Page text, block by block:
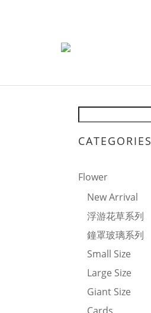
CATEGORIES
Flower
New Arrival
浮游花草系列
鐘罩玻璃系列
Small Size
Large Size
Giant Size